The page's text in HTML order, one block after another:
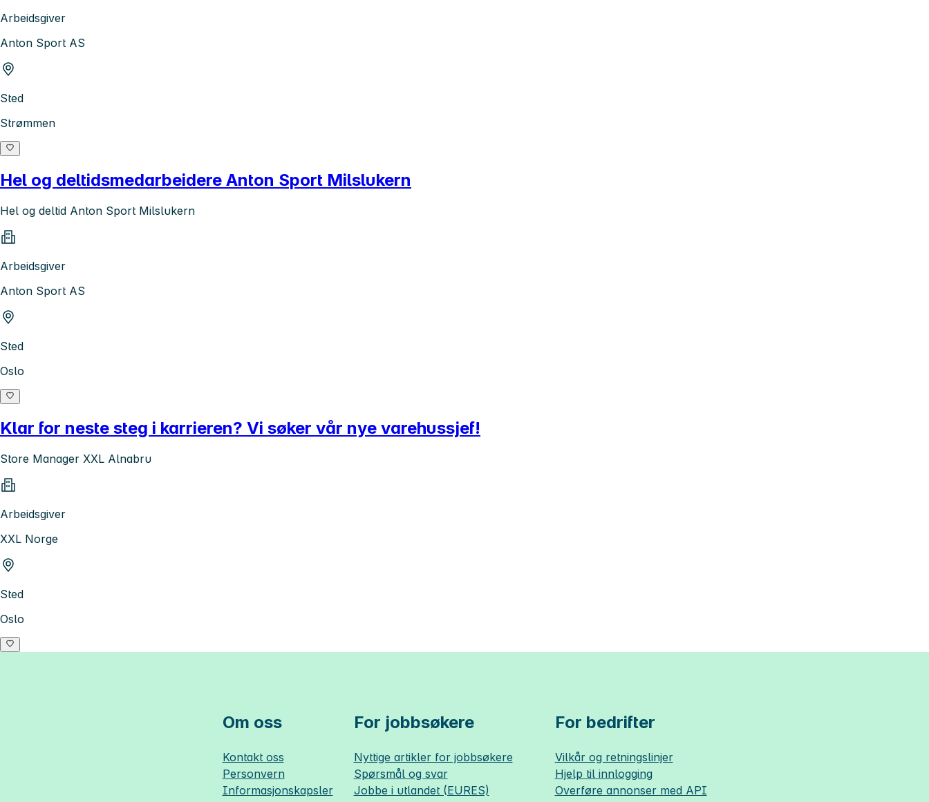
Arbeidsgiver
Anton Sport AS
Sted
Strømmen
Hel og deltidsmedarbeidere Anton Sport Milslukern
Hel og deltid Anton Sport Milslukern
Arbeidsgiver
Anton Sport AS
Sted
Oslo
Klar for neste steg i karrieren? Vi søker vår nye varehussjef!
Store Manager XXL Alnabru
Arbeidsgiver
XXL Norge
Sted
Oslo
Om oss
Kontakt oss
Personvern
Informasjonskapsler
For jobbsøkere
Nyttige artikler for jobbsøkere
Spørsmål og svar
Jobbe i utlandet (EURES)
For bedrifter
Vilkår og retningslinjer
Hjelp til innlogging
Overføre annonser med API